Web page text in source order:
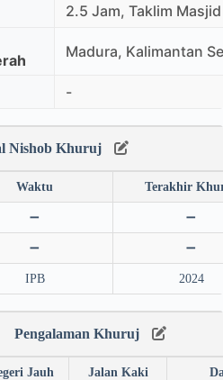
2.5 Jam, Taklim Masjid
Madura, Kalimantan
-
Nishob Khuruj
Waktu Terakhir
➖ ➖
➖ ➖
IPB 2024
Pengalaman Khuruj
Jauh Jalan Kaki